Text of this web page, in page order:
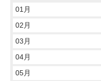
01月
02月
03月
04月
05月